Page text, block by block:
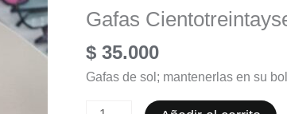
Gafas
$ 35.000
Gafas de sol; mantenerlas en su